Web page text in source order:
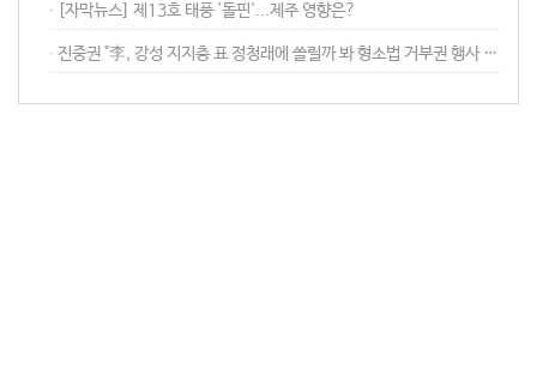
∙︎ [자막뉴스] 제13호 태풍 '돌핀'...제주 영향은?
∙︎ 진중권 "李, 강성 지지층 표 정청래에 쏠릴까 봐 형소법 거부권 행사 안 해"